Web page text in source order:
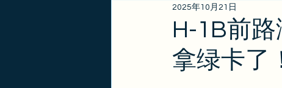
EB1A/EB1B/NIW
政策更新 金卡 签证
H-1B前
拿绿卡了
2025年10月21日